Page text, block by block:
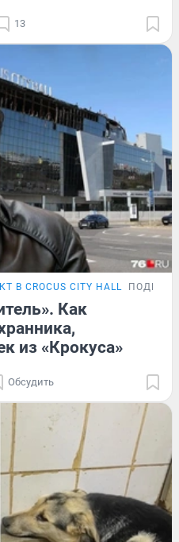
13
В CROCUS CITY HALL
Как
из «Крокуса»
Обсудить